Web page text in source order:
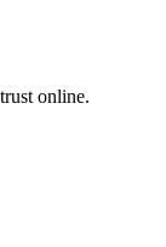
online.